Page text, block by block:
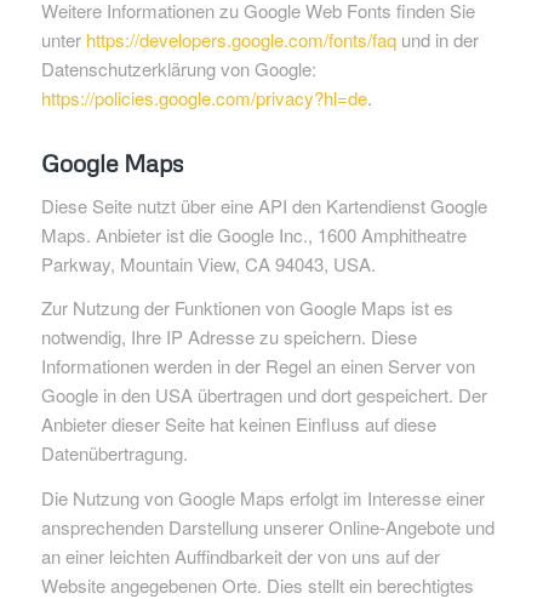
Weitere Informationen zu Google Web Fonts finden Sie
unter https://developers.google.com/fonts/faqund in der
Datenschutzerklärung von Google:
https://policies.google.com/privacy?hl=de.
Google Maps
Diese Seite nutzt über eine API den Kartendienst Google
Maps. Anbieter ist die Google Inc., 1600 Amphitheatre
Parkway, Mountain View, CA 94043, USA.
Zur Nutzung der Funktionen von Google Maps ist es
notwendig, Ihre IP Adresse zu speichern. Diese
Informationen werden in der Regel an einen Server von
Google in den USA übertragen und dort gespeichert. Der
Anbieter dieser Seite hat keinen Einfluss auf diese
Datenübertragung.
Die Nutzung von Google Maps erfolgt im Interesse einer
ansprechenden Darstellung unserer Online-Angebote und
an einer leichten Auffindbarkeit der von uns auf der
Website angegebenen Orte. Dies stellt ein berechtigtes